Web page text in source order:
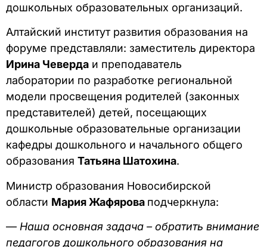
дошкольных образовательных организаций.
Алтайский институт развития образования на
форуме представляли: заместитель директора
Ирина Чеверда и преподаватель
лаборатории по разработке региональной
модели просвещения родителей (законных
представителей) детей, посещающих
дошкольные образовательные организации
кафедры дошкольного и начального общего
образования Татьяна Шатохина.
Министр образования Новосибирской
области Мария Жафярова подчеркнула:
— Наша основная задача – обратить внимание
педагогов дошкольного образования на